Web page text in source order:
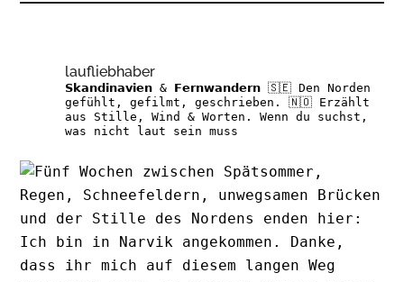
laufliebhaber
𝗦𝗸𝗮𝗻𝗱𝗶𝗻𝗮𝘃𝗶𝗲𝗻 & 𝗙𝗲𝗿𝗻𝘄𝗮𝗻𝗱𝗲𝗿𝗻 🇸🇪 Den Norden
gefühlt, gefilmt, geschrieben.
🇳🇴 Erzählt
aus Stille, Wind & Worten.
Wenn du suchst,
was nicht laut sein muss